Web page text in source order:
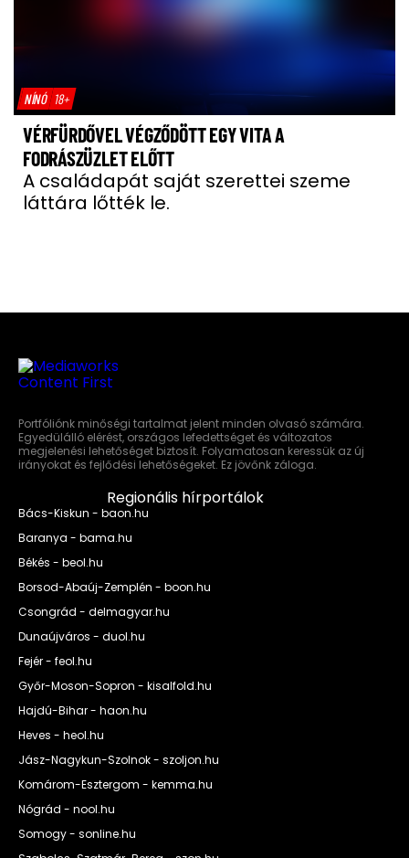
NÍNÓ 18+
VÉRFÜRDŐVEL VÉGZŐDÖTT EGY VITA A
FODRÁSZÜZLET ELŐTT
A családapát saját szerettei szeme
láttára lőtték le.
Portfóliónk minőségi tartalmat jelent minden olvasó számára.
Egyedülálló elérést, országos lefedettséget és változatos
megjelenési lehetőséget biztosít. Folyamatosan keressük az új
irányokat és fejlődési lehetőségeket. Ez jövőnk záloga.
Regionális hírportálok
Bács-Kiskun - baon.hu
Baranya - bama.hu
Békés - beol.hu
Borsod-Abaúj-Zemplén - boon.hu
Csongrád - delmagyar.hu
Dunaújváros - duol.hu
Fejér - feol.hu
Győr-Moson-Sopron - kisalfold.hu
Hajdú-Bihar - haon.hu
Heves - heol.hu
Jász-Nagykun-Szolnok - szoljon.hu
Komárom-Esztergom - kemma.hu
Nógrád - nool.hu
Somogy - sonline.hu